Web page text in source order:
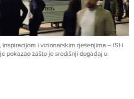
i vizionarskim rješenjima – ISH
pokazao zašto je središnji događaj u